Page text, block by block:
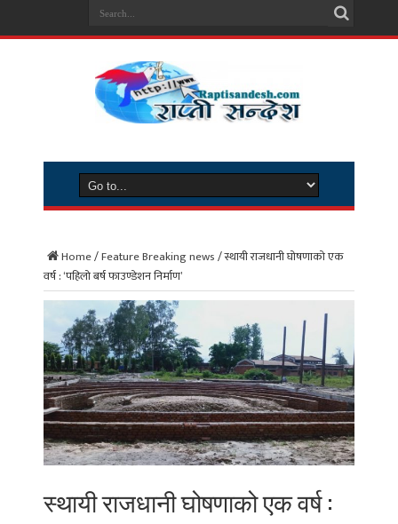
Home/Feature Breaking news/स्थायी राजधानी घोषणाको एक
वर्ष : ‘पहिलो बर्ष फाउण्डेशन निर्माण’
स्थायी राजधानी घोषणाको एक वर्ष :